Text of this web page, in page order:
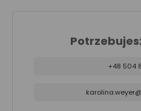
+48 504